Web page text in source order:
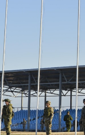
началось
и средствами